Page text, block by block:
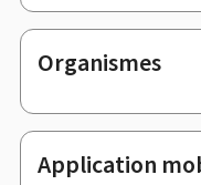
Organismes
Application